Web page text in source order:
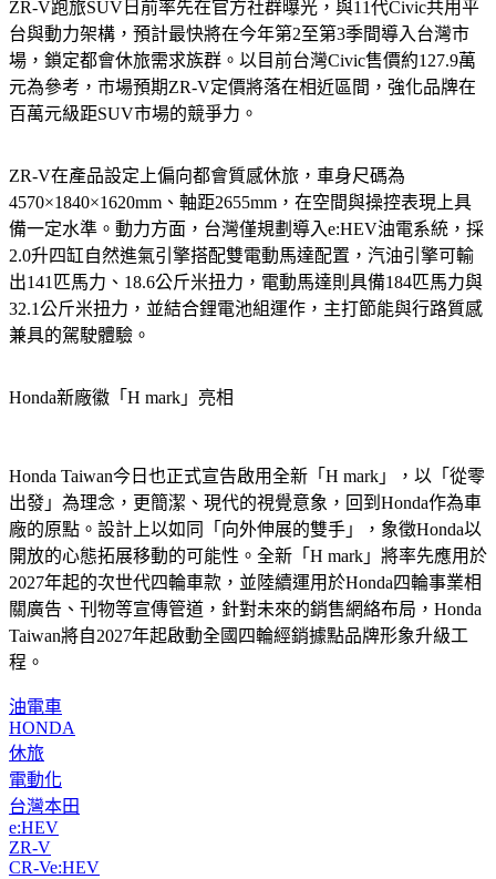
ZR-V跑旅SUV日前率先在官方社群曝光，與11代Civic共用平
台與動力架構，預計最快將在今年第2至第3季間導入台灣市
場，鎖定都會休旅需求族群。以目前台灣Civic售價約127.9萬
元為參考，市場預期ZR-V定價將落在相近區間，強化品牌在
百萬元級距SUV市場的競爭力。
ZR-V在產品設定上偏向都會質感休旅，車身尺碼為
4570×1840×1620mm、軸距2655mm，在空間與操控表現上具
備一定水準。動力方面，台灣僅規劃導入e:HEV油電系統，採
2.0升四缸自然進氣引擎搭配雙電動馬達配置，汽油引擎可輸
出141匹馬力、18.6公斤米扭力，電動馬達則具備184匹馬力與
32.1公斤米扭力，並結合鋰電池組運作，主打節能與行路質感
兼具的駕駛體驗。
Honda新廠徽「H mark」亮相
Honda Taiwan今日也正式宣告啟用全新「H mark」，以「從零
出發」為理念，更簡潔、現代的視覺意象，回到Honda作為車
廠的原點。設計上以如同「向外伸展的雙手」，象徵Honda以
開放的心態拓展移動的可能性。全新「H mark」將率先應用於
2027年起的次世代四輪車款，並陸續運用於Honda四輪事業相
關廣告、刊物等宣傳管道，針對未來的銷售網絡布局，Honda
Taiwan將自2027年起啟動全國四輪經銷據點品牌形象升級工
程。
油電車
HONDA
休旅
電動化
台灣本田
e:HEV
ZR-V
CR-Ve:HEV